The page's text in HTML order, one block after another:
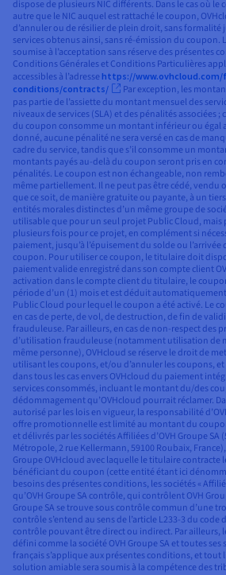
dispose de plusieurs NIC différents. Dans le cas où le
autre que le NIC auquel est rattaché le coupon,
d’annuler ou de résilier de plein droit, sans
services obtenus ainsi, sans ré-émission du coupon.
soumise à l’acceptation sans réserve des présentes
Conditions Générales et Conditions Particulières
accessibles à l’adresse https://
conditions/contracts/
Par exception, les
pas partie de l’assiette du montant mensuel des
niveaux de services (SLA) et des pénalités associées
du coupon consomme un montant inférieur ou égal
donné, aucune pénalité ne sera versé en cas de
cadre du service, tandis que s’il consomme un
montants payés au-delà du coupon seront pris en
pénalités. Le coupon est non échangeable, non
même partiellement. Il ne peut pas être cédé, vendu
que ce soit, de manière gratuite ou payante, à un
entités morales distinctes d’un même groupe de
utilisable que pour un seul projet Public Cloud, mais
plusieurs fois pour ce projet, en complément si
paiement, jusqu’à l’épuisement du solde ou
coupon. Pour utiliser ce coupon, le titulaire doit
paiement valide enregistré dans son compte client
activation dans le compte client du titulaire, le
période d’un (1) mois et est déduit
Public Cloud pour lequel le coupon a été activé. Le
en cas de perte, de vol, de destruction, de fin de
frauduleuse. Par ailleurs, en cas de non-respect des
d’utilisation frauduleuse (notamment utilisation de
même personne), OVHcloud se réserve le droit de
utilisant les coupons, et/ou d’annuler les coupons,
dans tous les cas envers OVHcloud du paiement
services consommés, incluant le montant du/des
dédommagement qu’OVHcloud pourrait réclamer.
autorisé par les lois en vigueur, la responsabilité
offre promotionnelle est limité au montant du
et délivrés par les sociétés Affiliées d’OVH Groupe SA
Métropole, 2 rue Kellermann, 59100 Roubaix,
Groupe OVHcloud avec laquelle le titulaire contracte
bénéficiant du coupon (cette entité étant ici
besoins des présentes conditions, les sociétés «
qu’OVH Groupe SA contrôle, qui contrôlent OVH
Groupe SA se trouve sous contrôle commun d’une
contrôle s’entend au sens de l’article L233-3 du code
contrôle pouvant être direct ou indirect. Par ailleurs,
défini comme la société OVH Groupe SA et toutes
français s’applique aux présentes conditions, et tout
solution amiable sera soumis à la compétence des